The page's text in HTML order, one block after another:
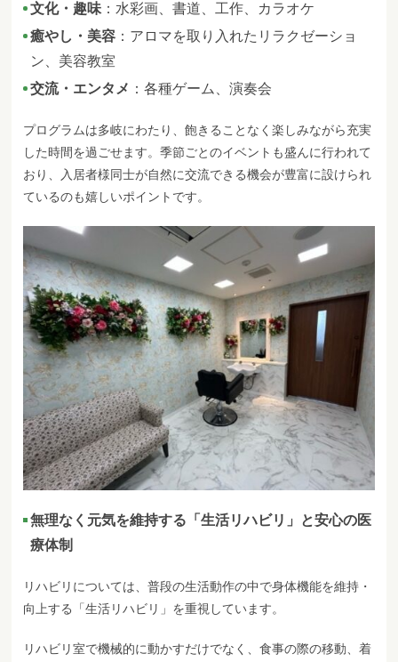
文化・趣味 ：水彩画、書道、工作、カラオケ
癒やし・美容 ：アロマを取り入れたリラクゼーショ
ン、美容教室
交流・エンタメ ：各種ゲーム、演奏会
プログラムは多岐にわたり、飽きることなく楽しみながら充実
した時間を過ごせます。季節ごとのイベントも盛んに行われて
おり、入居者様同士が自然に交流できる機会が豊富に設けられ
ているのも嬉しいポイントです。
無理なく元気を維持する「生活リハビリ」と安心の医
療体制
リハビリについては、普段の生活動作の中で身体機能を維持・
向上する「生活リハビリ」を重視しています。
リハビリ室で機械的に動かすだけでなく、食事の際の移動、着